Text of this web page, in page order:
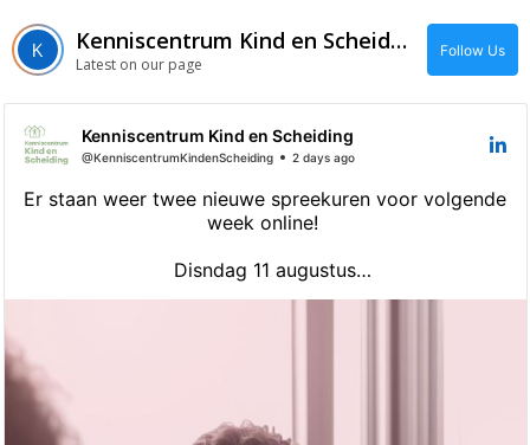
Kenniscentrum Kind en Scheiding
Latest on our page
Follow Us
Kenniscentrum Kind en Scheiding
@KenniscentrumKindenScheiding 2 days ago
Er staan weer twee nieuwe spreekuren voor volgende
week online!
Disndag 11 augustus